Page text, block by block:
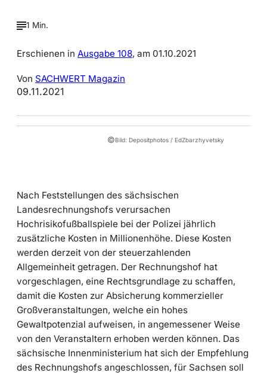
1 Min.
Erschienen in Ausgabe 108, am 01.10.2021
Von SACHWERT Magazin
09.11.2021
©Bild: Depositphotos / EdZbarzhyvetsky
Nach Feststellungen des sächsischen
Landesrechnungshofs verursachen
Hochrisikofußballspiele bei der Polizei jährlich
zusätzliche Kosten in Millionenhöhe. Diese Kosten
werden derzeit von der steuerzahlenden
Allgemeinheit getragen. Der Rechnungshof hat
vorgeschlagen, eine Rechtsgrundlage zu schaffen,
damit die Kosten zur Absicherung kommerzieller
Großveranstaltungen, welche ein hohes
Gewaltpotenzial aufweisen, in angemessener Weise
von den Veranstaltern erhoben werden können. Das
sächsische Innenministerium hat sich der Empfehlung
des Rechnungshofs angeschlossen, für Sachsen soll